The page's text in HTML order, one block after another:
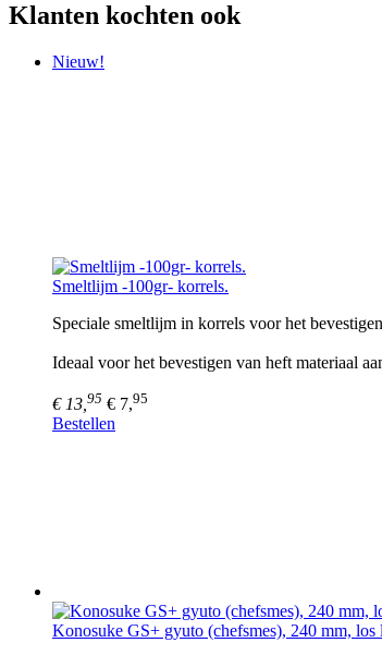
Klanten kochten ook
Nieuw!
Smeltlijm -100gr- korrels.
Speciale smeltlijm in korrels voor het
Ideaal voor het bevestigen van heft materiaal
€ 13, 95 € 7,95
Bestellen
Konosuke GS+ gyuto (chefsmes), 240 mm, los